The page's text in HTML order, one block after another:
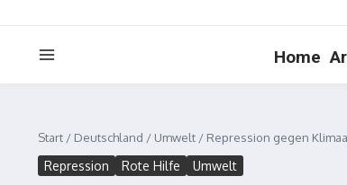
Home
Start / Deutschland / Umwelt / Repression gegen
Repression Rote Hilfe Umwelt